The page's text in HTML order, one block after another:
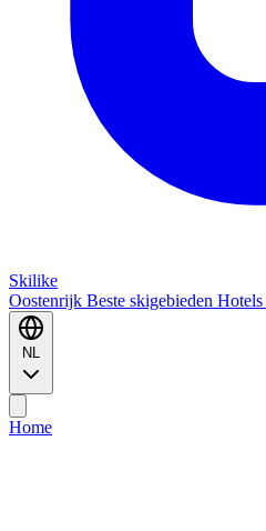
Skilike
Oostenrijk Beste skigebieden Hotels
NL
Home